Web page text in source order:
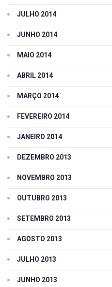
JULHO 2014
JUNHO 2014
MAIO 2014
ABRIL 2014
MARÇO 2014
FEVEREIRO 2014
JANEIRO 2014
DEZEMBRO 2013
NOVEMBRO 2013
OUTUBRO 2013
SETEMBRO 2013
AGOSTO 2013
JULHO 2013
JUNHO 2013